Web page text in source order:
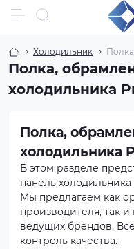
Холодильник
Полка,
холодильника
Полка,
холодильника
В этом разделе
панель
Мы предлагаем как
производителя, так
ведущих брендов.
контроль качества.